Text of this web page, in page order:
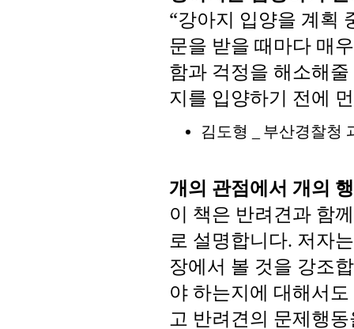
“강아지 입양을 계획
문을 받을 때마다 매우
함과 걱정을 해소해줄
지를 입양하기 전에
김도형 부산경찰청
개의 관점에서 개의
이 책은 반려견과 함께
로 설명합니다. 저자는
장에서 볼 것을 강조
야 하는지에 대해서도
고 반려견의 문제행동